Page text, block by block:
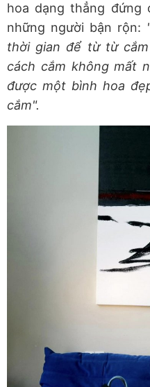
hoa dạng thẳng đứng
những người bận rộn:
thời gian để từ từ
cách cắm không mất
được một bình hoa
cắm".